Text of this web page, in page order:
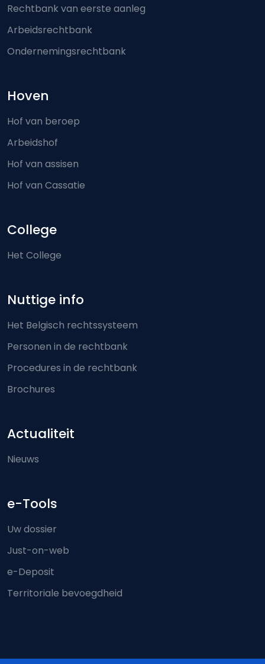
Rechtbank van eerste aanleg
Arbeidsrechtbank
Ondernemingsrechtbank
Hoven
Hof van beroep
Arbeidshof
Hof van assisen
Hof van Cassatie
College
Het College
Nuttige info
Het Belgisch rechtssysteem
Personen in de rechtbank
Procedures in de rechtbank
Brochures
Actualiteit
Nieuws
e-Tools
Uw dossier
Just-on-web
e-Deposit
Territoriale bevoegdheid